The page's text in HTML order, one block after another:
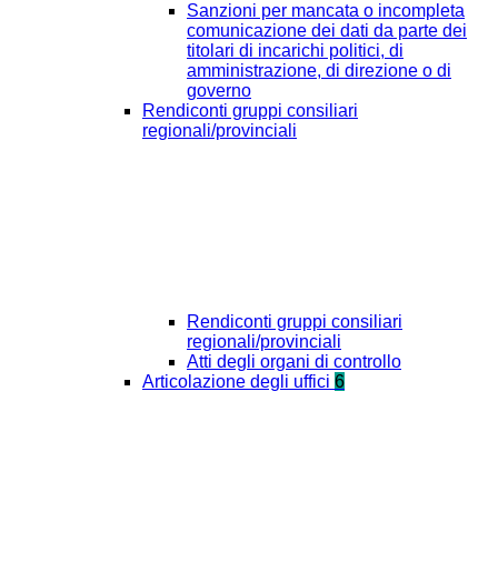
Sanzioni per mancata o incompleta
comunicazione dei dati da parte dei
titolari di incarichi politici, di
amministrazione, di direzione o di
governo
Rendiconti gruppi consiliari
regionali/provinciali
Rendiconti gruppi consiliari
regionali/provinciali
Atti degli organi di controllo
Articolazione degli uffici 6